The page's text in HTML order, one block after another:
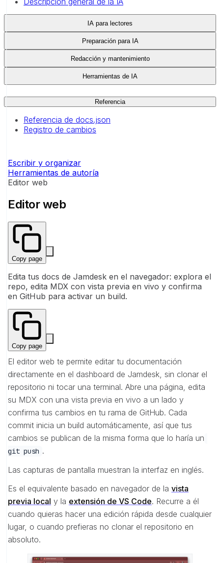
IA para lectores
Preparación para IA
Redacción y mantenimiento
Herramientas de IA
Referencia
Referencia de docs.json
Registro de cambios
Escribir y organizar
Herramientas de autoría
Editor web
Editor web
Copy page
Edita tus docs de Jamdesk en el navegador: explora el
repo, edita MDX con vista previa en vivo y confirma
en GitHub para activar un build.
Copy page
El editor web te permite editar tu documentación
directamente en el dashboard de Jamdesk, sin clonar el
repositorio ni tocar una terminal. Abre una página, edita
su MDX con una vista previa en vivo a un lado y
confirma tus cambios en tu rama de GitHub. Cada
commit inicia un build automáticamente, así que tus
cambios se publican de la misma forma que lo haría un
git push .
Las capturas de pantalla muestran la interfaz en inglés.
Es el equivalente basado en navegador de la vista
previa local y la extensión de VS Code. Recurre a él
cuando quieras hacer una edición rápida desde cualquier
lugar, o cuando prefieras no clonar el repositorio en
absoluto.